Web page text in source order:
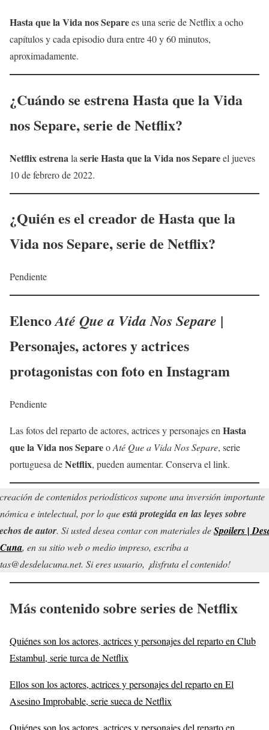
Hasta que la Vida nos Separees una serie de Netflix a ocho
capítulos y cada episodio dura entre 40 y 60 minutos,
aproximadamente.
¿Cuándo se estrenaHasta que la Vida
nos Separe, serie de Netflix?
Netflixestrena la serieHasta que la Vida nos Separeel jueves
10 de febrero de 2022.
¿Quién es el creador de Hasta que la
Vida nos Separe, serie de Netflix?
Pendiente
ElencoAté Que a Vida Nos Separe |
Personajes, actores y actrices
protagonistas con foto en Instagram
Pendiente
Las fotos del reparto de actores, actrices y personajes en Hasta
que la Vida nos SepareoAté Que a Vida Nos Separe, serie
portuguesa deNetflix, pueden aumentar. Conserva el link.
de contenidos periodísticos supone una inversión importante
e intelectual, por lo queestá protegida en las leyes sobre
de autor. Si usted desea contar con materiales deSpoilers |
, en su sitio web o medio impreso, escriba a
Si eres usuario, ¡disfruta el contenido!
Más contenido sobre series de Netflix
Quiénes son los actores, actrices y personajes del reparto en Club
Estambul, serie turca de Netflix
Ellos son los actores, actrices y personajes del reparto en El
Asesino Improbable, serie sueca de Netflix
Quiénes son los actores, actrices y personajes del reparto en